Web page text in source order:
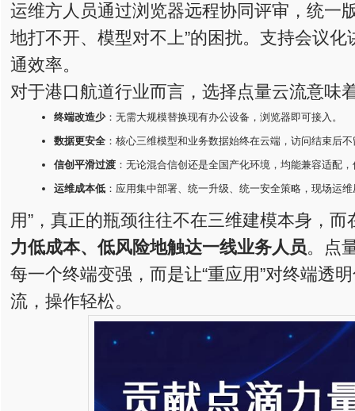
运维方人员通过浏览器远程协同评审，统一
地打不开、模型对不上”的困扰。支持会议
通效率。
对于港口航道行业而言，选择点量云流意味
终端改造少：无需大规模替换现有办公设备，浏览器即可接入。
数据更安全 ：核心三维模型和业务数据始终在云端，访问结束后
信创平滑过渡 ：无论混合信创还是全国产化环境，均能兼容适配
运维成本低 ：应用集中部署、统一升级、统一安全策略，现场运
用”，真正的瓶颈往往不在三维建模本身，而
力低成本、低风险地触达一线业务人员。点
每一个终端变强，而是让“重应用”对终端
流，操作轻松。